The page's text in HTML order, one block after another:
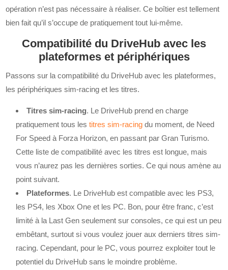
opération n’est pas nécessaire à réaliser. Ce boîtier est tellement
bien fait qu’il s’occupe de pratiquement tout lui-même.
Compatibilité du DriveHub avec les
plateformes et périphériques
Passons sur la compatibilité du DriveHub avec les plateformes,
les périphériques sim-racing et les titres.
Titres sim-racing. Le DriveHub prend en charge
pratiquement tous lestitres sim-racing du moment, de Need
For Speed à Forza Horizon, en passant par Gran Turismo.
Cette liste de compatibilité avec les titres est longue, mais
vous n’aurez pas les dernières sorties. Ce qui nous amène au
point suivant.
Plateformes. Le DriveHub est compatible avec les PS3,
les PS4, les Xbox One et les PC. Bon, pour être franc, c’est
limité à la Last Gen seulement sur consoles, ce qui est un peu
embêtant, surtout si vous voulez jouer aux derniers titres sim-
racing. Cependant, pour le PC, vous pourrez exploiter tout le
potentiel du DriveHub sans le moindre problème.